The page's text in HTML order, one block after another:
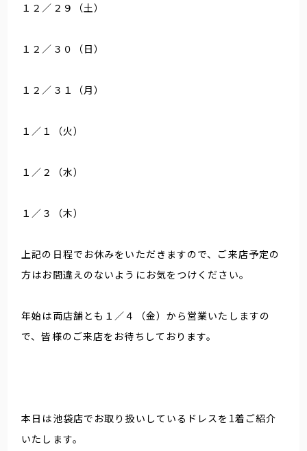
１２／２９（土）
１２／３０（日）
１２／３１（月）
１／１（火）
１／２（水）
１／３（木）
上記の日程でお休みをいただきますので、ご来店予定の
方はお間違えのないようにお気をつけください。
年始は両店舗とも１／４（金）から営業いたしますの
で、皆様のご来店をお待ちしております。
本日は池袋店でお取り扱いしているドレスを1着ご紹介
いたします。